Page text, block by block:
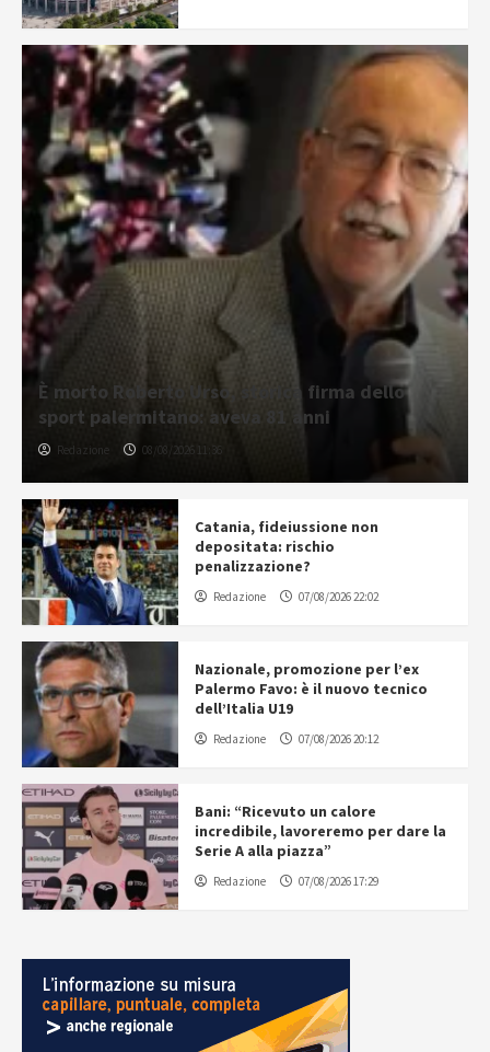
È morto Roberto Urso, storica firma dello
sport palermitano: aveva 81 anni
Redazione 08/08/2026 11:36
Catania, fideiussione non
depositata: rischio
penalizzazione?
Redazione 07/08/2026 22:02
Nazionale, promozione per l’ex
Palermo Favo: è il nuovo tecnico
dell’Italia U19
Redazione 07/08/2026 20:12
Bani: “Ricevuto un calore
incredibile, lavoreremo per dare la
Serie A alla piazza”
Redazione 07/08/2026 17:29